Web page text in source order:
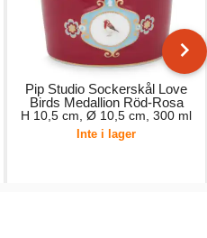
Pip Studio Sockerskål Love
Birds Medallion Röd-Rosa
H 10,5 cm, Ø 10,5 cm, 300 ml
Inte i lager